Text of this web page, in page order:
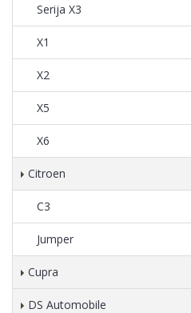
Serija X3
X1
X2
X5
X6
Citroen
C3
Jumper
Cupra
DS Automobile